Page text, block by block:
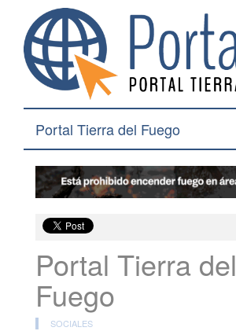
Portal Tierra del Fuego
Portal Tierra del
Fuego
SOCIALES